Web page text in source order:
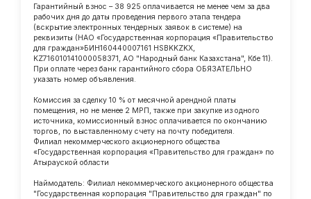
Гарантийный взнос – 38 925 оплачивается не менее чем за два
рабочих дня до даты проведения первого этапа тендера
(вскрытие электронных тендерных заявок в системе) на
реквизиты (НАО «Государственная корпорация «Правительство
для граждан»БИН160440007161 HSBKKZKX,
KZ716010141000058371, АО "Народный банк Казахстана", Кбе 11).
При оплате через банк гарантийного сбора ОБЯЗАТЕЛЬНО
указать номер объявления.
Комиссия за сделку 10 % от месячной арендной платы
помещения, но не менее 2 МРП, также при закупке из одного
источника, комиссионный взнос оплачивается по окончанию
торгов, по выставленному счету на почту победителя.
Филиал некоммерческого акционерного общества
«Государственная корпорация «Правительство для граждан» по
Атырауской области
Наймодатель: Филиал некоммерческого акционерного общества
"Государственная корпорация "Правительство для граждан" по